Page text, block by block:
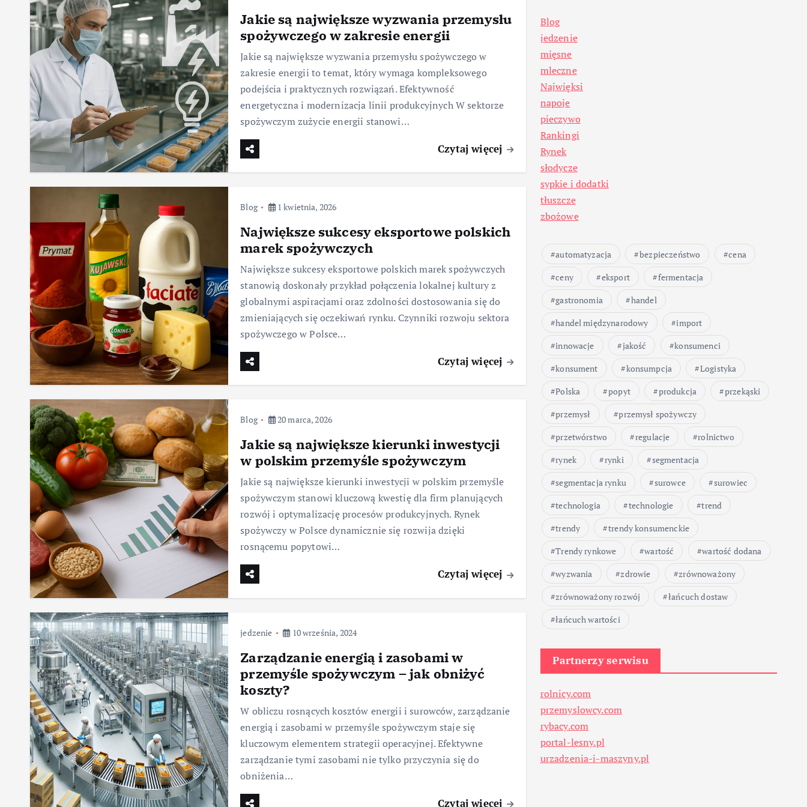
Jakie są największe wyzwania przemysłu
spożywczego w zakresie energii
Jakie są największe wyzwania przemysłu spożywczego w
zakresie energii to temat, który wymaga kompleksowego
podejścia i praktycznych rozwiązań. Efektywność
energetyczna i modernizacja linii produkcyjnych W sektorze
spożywczym zużycie energii stanowi…
Czytaj więcej
Blog 1 kwietnia, 2026
Największe sukcesy eksportowe polskich
marek spożywczych
Największe sukcesy eksportowe polskich marek spożywczych
stanowią doskonały przykład połączenia lokalnej kultury z
globalnymi aspiracjami oraz zdolności dostosowania się do
zmieniających się oczekiwań rynku. Czynniki rozwoju sektora
spożywczego w Polsce…
Czytaj więcej
Blog 20 marca, 2026
Jakie są największe kierunki inwestycji
w polskim przemyśle spożywczym
Jakie są największe kierunki inwestycji w polskim przemyśle
spożywczym stanowi kluczową kwestię dla firm planujących
rozwój i optymalizację procesów produkcyjnych. Rynek
spożywczy w Polsce dynamicznie się rozwija dzięki
rosnącemu popytowi…
Czytaj więcej
jedzenie 10 września, 2024
Zarządzanie energią i zasobami w
przemyśle spożywczym – jak obniżyć
koszty?
W obliczu rosnących kosztów energii i surowców, zarządzanie
energią i zasobami w przemyśle spożywczym staje się
kluczowym elementem strategii operacyjnej. Efektywne
zarządzanie tymi zasobami nie tylko przyczynia się do
obniżenia…
Czytaj więcej
Blog
jedzenie
mięsne
mleczne
Najwięksi
napoje
pieczywo
Rankingi
Rynek
słodycze
sypkie i dodatki
tłuszcze
zbożowe
automatyzacja bezpieczeństwo
cena
ceny
eksport
fermentacja
gastronomia
handel
handel międzynarodowy
import
innowacje
jakość
konsumenci
konsument
konsumpcja
Logistyka
Polska
popyt produkcja
przekąski
przemysł
przemysł spożywczy
przetwórstwo
regulacje
rolnictwo
rynek
rynki
segmentacja
segmentacja rynku
surowce
surowiec
technologia
technologie
trend
trendy
trendy konsumenckie
Trendy rynkowe
wartość
wartość dodana
wyzwania
zdrowie
zrównoważony
zrównoważony rozwój
łańcuch dostaw
łańcuch wartości
Partnerzy serwisu
rolnicy.com
przemyslowcy.com
rybacy.com
portal-lesny.pl
urzadzenia-i-maszyny.pl